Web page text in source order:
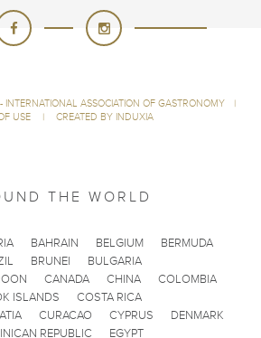
INTERNATIONAL ASSOCIATION OF GASTRONOMY
|
USE
| CREATED BY INDUXIA
THE WORLD
BAHRAIN BELGIUM
BERMUDA
BRUNEI
BULGARIA
CANADA CHINA
COLOMBIA
ISLANDS
COSTA RICA
CURACAO CYPRUS
DENMARK
REPUBLIC
EGYPT